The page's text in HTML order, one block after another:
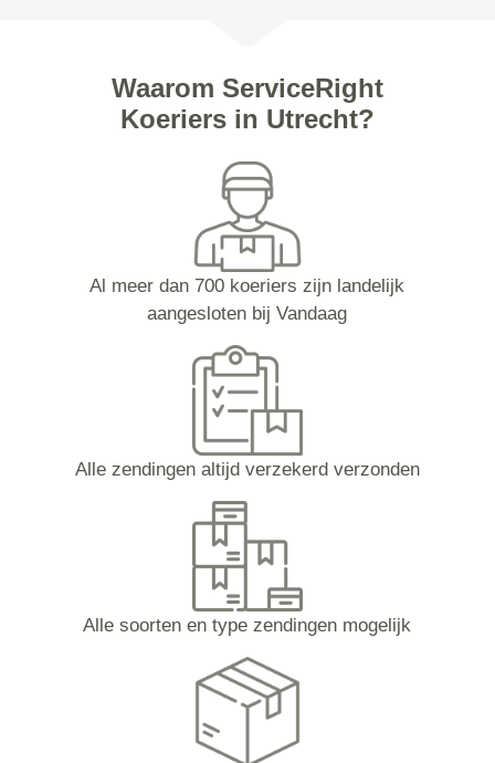
Waarom ServiceRight
Koeriers in Utrecht?
Al meer dan 700 koeriers zijn landelijk
aangesloten bij Vandaag
Alle zendingen altijd verzekerd verzonden
Alle soorten en type zendingen mogelijk